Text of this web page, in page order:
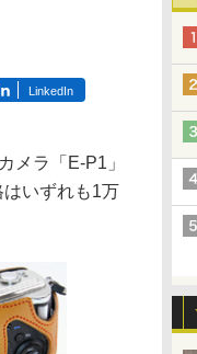
LinkedIn
メラ「E-P1」
いずれも1万